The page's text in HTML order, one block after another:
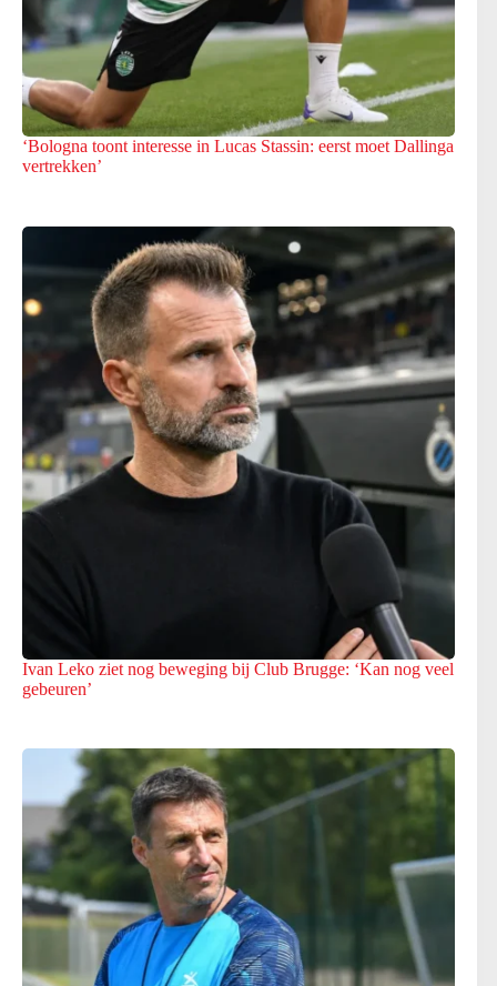
‘Bologna toont interesse in Lucas Stassin: eerst moet Dallinga
vertrekken’
Ivan Leko ziet nog beweging bij Club Brugge: ‘Kan nog veel
gebeuren’